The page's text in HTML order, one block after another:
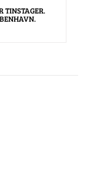
TINSTAGER.